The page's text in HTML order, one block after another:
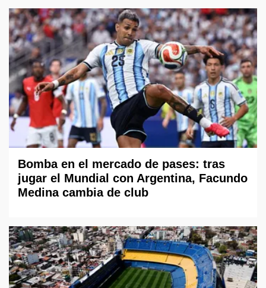
Bomba en el mercado de pases: tras
jugar el Mundial con Argentina, Facundo
Medina cambia de club